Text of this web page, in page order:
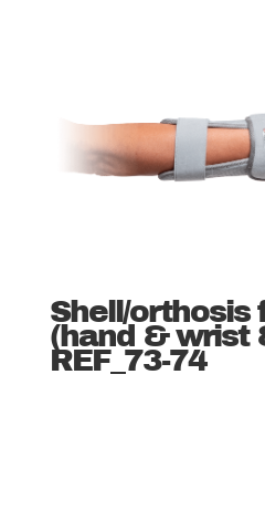
Shell/orthosis
(hand & wrist
REF_73-74